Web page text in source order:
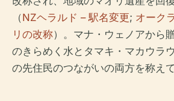
（NZヘラルド – 駅名変更; オーク
リの改称）。マナ・ウェノアから
のきらめく水とタマキ・マカウラ
の先住民のつながいの両方を称えて